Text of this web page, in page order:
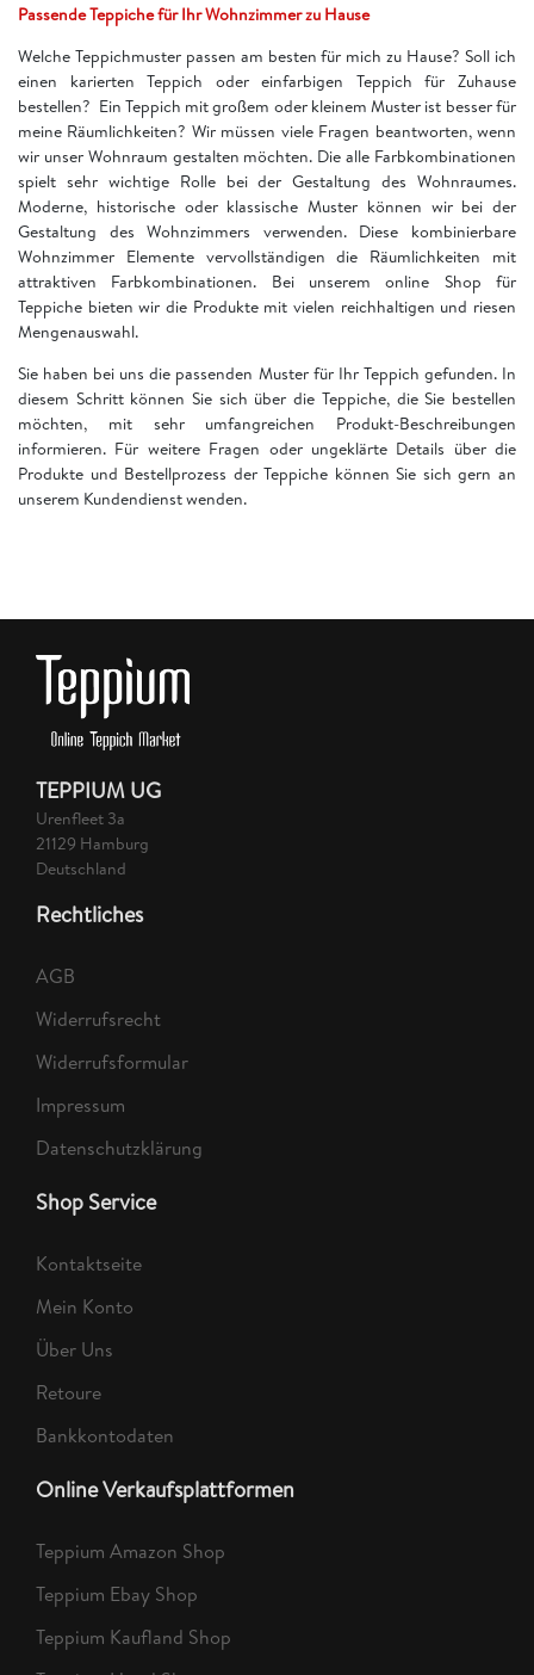
Passende Teppiche für Ihr Wohnzimmer zu Hause
Welche Teppichmuster passen am besten für mich zu Hause? Soll ich
einen karierten Teppich oder einfarbigen Teppich für Zuhause
bestellen? Ein Teppich mit großem oder kleinem Muster ist besser für
meine Räumlichkeiten? Wir müssen viele Fragen beantworten, wenn
wir unser Wohnraum gestalten möchten. Die alle Farbkombinationen
spielt sehr wichtige Rolle bei der Gestaltung des Wohnraumes.
Moderne, historische oder klassische Muster können wir bei der
Gestaltung des Wohnzimmers verwenden. Diese kombinierbare
Wohnzimmer Elemente vervollständigen die Räumlichkeiten mit
attraktiven Farbkombinationen. Bei unserem online Shop für
Teppiche bieten wir die Produkte mit vielen reichhaltigen und riesen
Mengenauswahl.
Sie haben bei uns die passenden Muster für Ihr Teppich gefunden. In
diesem Schritt können Sie sich über die Teppiche, die Sie bestellen
möchten, mit sehr umfangreichen Produkt-Beschreibungen
informieren. Für weitere Fragen oder ungeklärte Details über die
Produkte und Bestellprozess der Teppiche können Sie sich gern an
unserem Kundendienst wenden.
TEPPIUM UG
Urenfleet 3a
21129 Hamburg
Deutschland
Rechtliches
AGB
Widerrufsrecht
Widerrufsformular
Impressum
Datenschutzklärung
Shop Service
Kontaktseite
Mein Konto
Über Uns
Retoure
Bankkontodaten
Online Verkaufsplattformen
Teppium Amazon Shop
Teppium Ebay Shop
Teppium Kaufland Shop